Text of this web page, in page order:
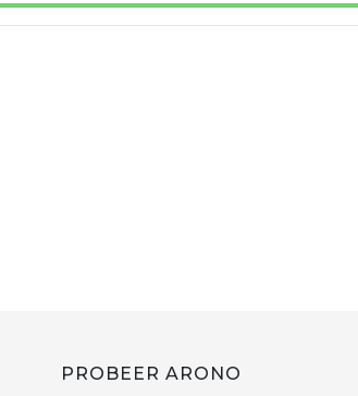
PROBEER ARONO